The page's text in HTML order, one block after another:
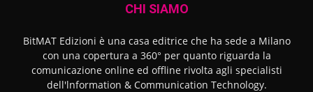
CHI SIAMO
BitMAT Edizioni è una casa editrice che ha sede a Milano
con una copertura a 360° per quanto riguarda la
comunicazione online ed offline rivolta agli specialisti
dell'lnformation & Communication Technology.